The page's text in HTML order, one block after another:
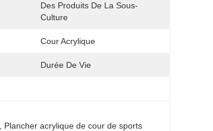
Des Produits De La Sous-
Culture
Cour Acrylique
Durée De Vie
Plancher acrylique de cour de sports